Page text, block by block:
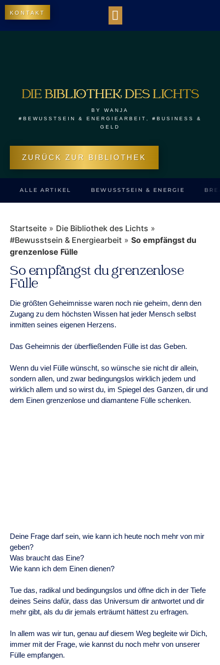
KONTAKT
DIE BIBLIOTHEK DES LICHTS
BY WANJA
#BEWUSSTSEIN & ENERGIEARBEIT
#BUSINESS &
GELD
ZURÜCK ZUR BIBLIOTHEK
ALLE ARTIKEL BEWUSSTSEIN & ENERGIE
Startseite » Die Bibliothek des Lichts »
#Bewusstsein & Energiearbeit » So empfängst du
grenzenlose Fülle
So empfängst du grenzenlose
Fülle
Die größten Geheimnisse waren noch nie geheim, denn den
Zugang zu dem höchsten Wissen hat jeder Mensch selbst
inmitten seines eigenen Herzens.
Das Geheimnis der überfließenden Fülle ist das Geben.
Wenn du viel Fülle wünscht, so wünsche sie nicht dir allein,
sondern allen, und zwar bedingungslos wirklich jedem und
wirklich allem und so wirst du, im Spiegel des Ganzen, dir und
dem Einen grenzenlose und diamantene Fülle schenken.
Deine Frage darf sein, wie kann ich heute noch mehr von mir
geben?
Was braucht das Eine?
Wie kann ich dem Einen dienen?
Tue das, radikal und bedingungslos und öffne dich in der Tiefe
deines Seins dafür, dass das Universum dir antwortet und dir
mehr gibt, als du dir jemals erträumt hättest zu erfragen.
In allem was wir tun, genau auf diesem Weg begleite wir Dich,
immer mit der Frage, wie kannst du noch mehr von unserer
Fülle empfangen.